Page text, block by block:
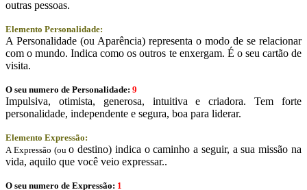
outras pessoas.
Elemento Personalidade:
A Personalidade (ou Aparência) representa o modo de se relacionar
com o mundo. Indica como os outros te enxergam. É o seu cartão de
visita.
O seu numero de Personalidade: 9
Impulsiva, otimista, generosa, intuitiva e criadora. Tem forte
personalidade, independente e segura, boa para liderar.
Elemento Expressão:
A Expressão (ouo destino) indica o caminho a seguir, a sua missão na
vida, aquilo que você veio expressar..
O seu numero de Expressão: 1